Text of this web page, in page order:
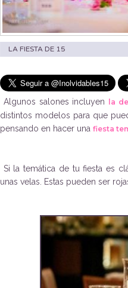
LA FIESTA DE 15
Algunos salones incluyen la
distintos modelos para que
pensando en hacer una fiesta
Si la temática de tu fiesta es
unas velas. Estas pueden ser